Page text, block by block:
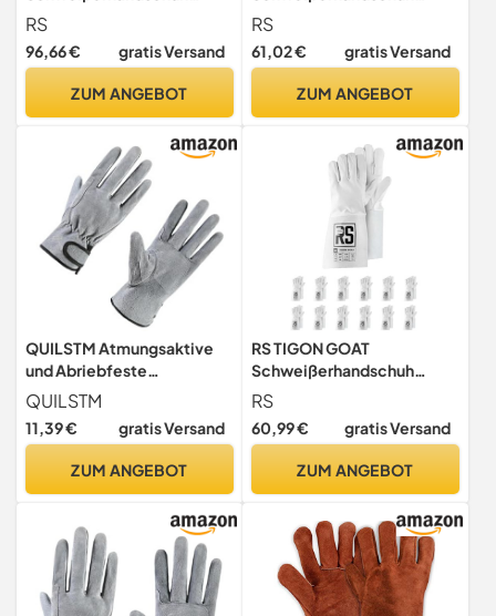
MontageHandschuhe aus
Rindsleder/Größe 10, 12
Paar/Weiß/Arbeitshandsch
Leder/Lederhandschuhe
TIG-Schweißen
RS
96,66 € gratis Versand
ZUM ANGEBOT
MontageHandschuhe aus
Rindsleder/Größe 10, 12
Paar/Weiß/Arbeitshandsch
Leder/Lederhandschuhe
TIG-Schweißen
RS
61,02 € gratis Versand
ZUM ANGEBOT
QUILSTM Atmungsaktive
und Abriebfeste
Autoreparaturhandschuhe
– für optimale Ergebnisse
bei der Fahrzeugreparatur
Elektroschweißen.
QUILSTM
11,39 € gratis Versand
ZUM ANGEBOT
RS TIGON GOAT
Schweißerhandschuh
MontageHandschuhe aus
Rindsleder/Größe 09, 12
Paar/Weiß/Arbeitshandsch
Leder/Lederhandschuhe
TIG-Schweißen
RS
60,99 € gratis Versand
ZUM ANGEBOT